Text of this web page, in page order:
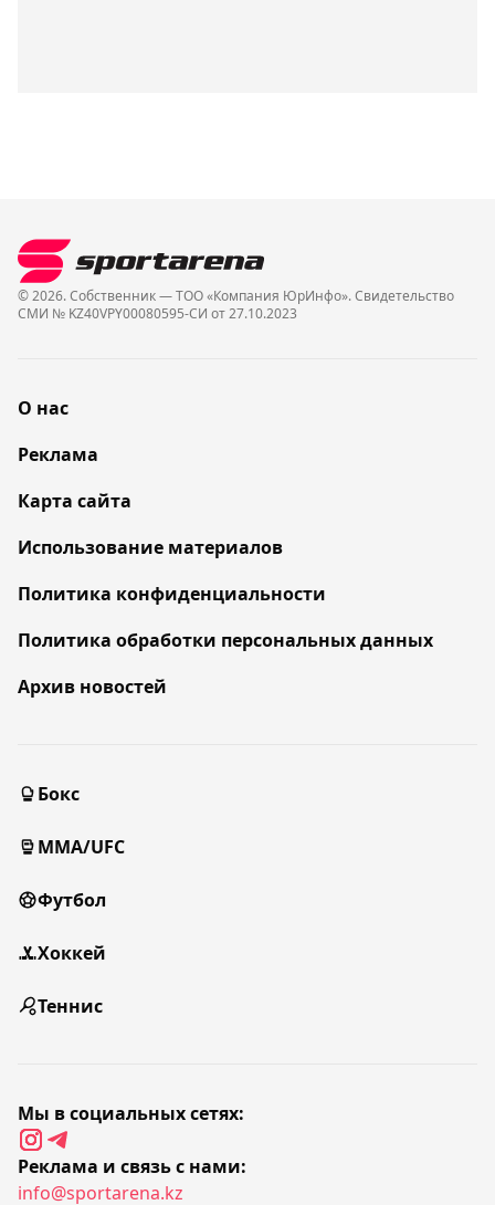
© 2026. Собственник — ТОО «Компания ЮрИнфо». Cвидетельство
СМИ № KZ40VPY00080595-СИ от 27.10.2023
О нас
Реклама
Карта сайта
Использование материалов
Политика конфиденциальности
Политика обработки персональных данных
Архив новостей
Бокс
MMA/UFC
Футбол
Хоккей
Теннис
Мы в социальных сетях:
Реклама и связь с нами:
info@sportarena.kz